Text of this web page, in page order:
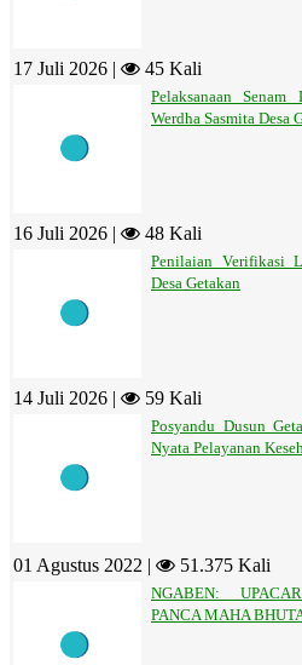
17 Juli 2026 | 45 Kali
Pelaksanaan
Werdha Sasmita Desa
16 Juli 2026 | 48 Kali
Penilaian Verifikasi
Desa Getakan
14 Juli 2026 | 59 Kali
Posyandu Dusun
Nyata Pelayanan
01 Agustus 2022 | 51.375 Kali
NGABEN:
PANCA MAHA